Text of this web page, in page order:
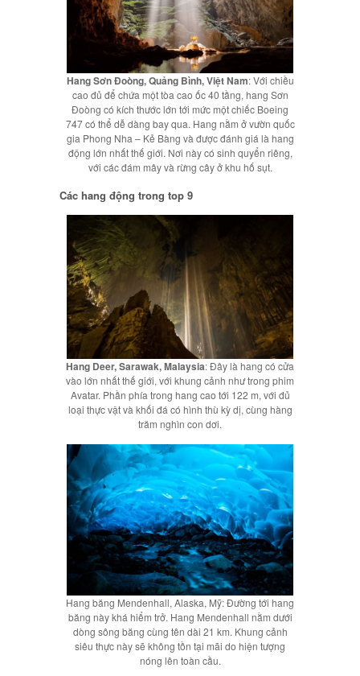
Hang Sơn Đoòng, Quảng Bình, Việt Nam: Với chiều
cao đủ để chứa một tòa cao ốc 40 tầng, hang Sơn
Đoòng có kích thước lớn tới mức một chiếc Boeing
747 có thể dễ dàng bay qua. Hang nằm ở vườn quốc
gia Phong Nha – Kẻ Bàng và được đánh giá là hang
động lớn nhất thế giới. Nơi này có sinh quyển riêng,
với các đám mây và rừng cây ở khu hố sụt.
Các hang động trong top 9
Hang Deer, Sarawak, Malaysia: Đây là hang có cửa
vào lớn nhất thế giới, với khung cảnh như trong phim
Avatar. Phần phía trong hang cao tới 122 m, với đủ
loại thực vật và khối đá có hình thù kỳ dị, cùng hàng
trăm nghìn con dơi.
Hang băng Mendenhall, Alaska, Mỹ: Đường tới hang
băng này khá hiểm trở. Hang Mendenhall nằm dưới
dòng sông băng cùng tên dài 21 km. Khung cảnh
siêu thực này sẽ không tồn tại mãi do hiện tượng
nóng lên toàn cầu.